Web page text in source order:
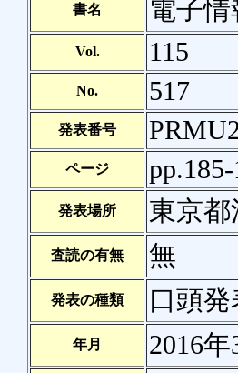
書名 電子
Vol. 115
No. 517
発表番号
ページ
発表場所 東京
査読の有無 無
発表の種類 口頭発
年月 2016